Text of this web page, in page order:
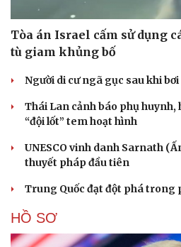
Tòa án Israel cấm sử dụng
tù giam khủng bố
Người di cư ngã gục sau khi
Thái Lan cảnh báo phụ huynh,
“đội lốt” tem hoạt hình
UNESCO vinh danh Sarnath
thuyết pháp đầu tiên
Trung Quốc đạt đột phá trong
HỒ SƠ